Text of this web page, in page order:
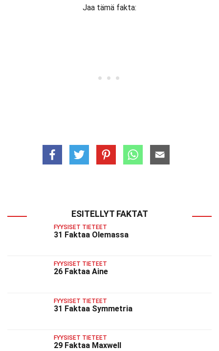
Jaa tämä fakta:
ESITELLYT FAKTAT
FYYSISET TIETEET
31 Faktaa Olemassa
FYYSISET TIETEET
26 Faktaa Aine
FYYSISET TIETEET
31 Faktaa Symmetria
FYYSISET TIETEET
29 Faktaa Maxwell